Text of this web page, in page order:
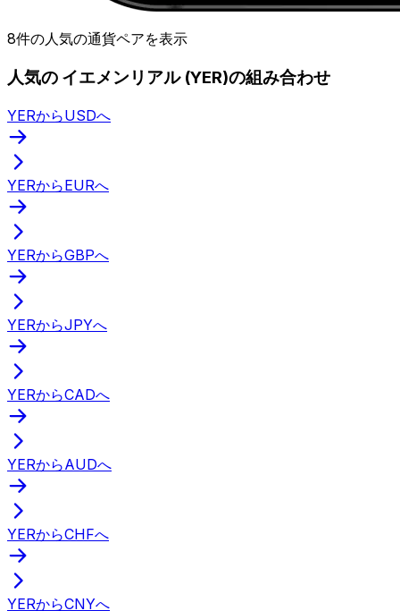
8件の人気の通貨ペアを表示
人気の イエメンリアル (YER)の組み合わせ
YERからUSDへ
YERからEURへ
YERからGBPへ
YERからJPYへ
YERからCADへ
YERからAUDへ
YERからCHFへ
YERからCNYへ